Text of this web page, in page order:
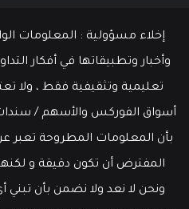
إخلاء مسؤولية : المعلومات
وأخبار وتطبيقاتها في أفكار
تعليمية وتثقيفية فقط ، ولا
أسواق الفوركس والأسهم /
بأن المعلومات المطروحة تعبر
المفترض أن تكون دقيقة و
ونحن لا نعد ولا نضمن بأن تبني